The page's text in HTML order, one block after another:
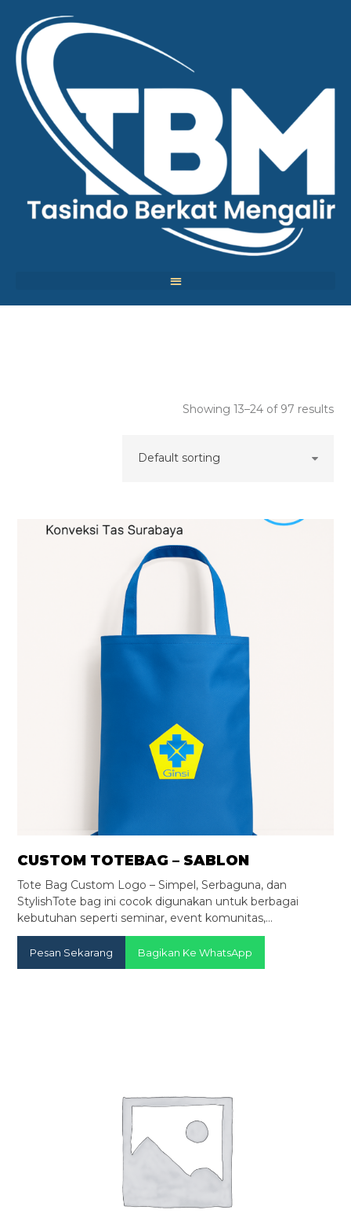
Showing 13–24 of 97 results
CUSTOM TOTEBAG – SABLON
Tote Bag Custom Logo – Simpel, Serbaguna, dan
StylishTote bag ini cocok digunakan untuk berbagai
kebutuhan seperti seminar, event komunitas,…
Pesan Sekarang Bagikan Ke WhatsApp